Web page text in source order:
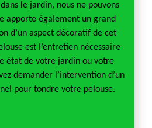
le jardin, nous ne pouvons
apporte également un grand
d’un aspect décoratif de cet
est l’entretien nécessaire
état de votre jardin ou votre
demander l’intervention d’un
pour tondre votre pelouse.